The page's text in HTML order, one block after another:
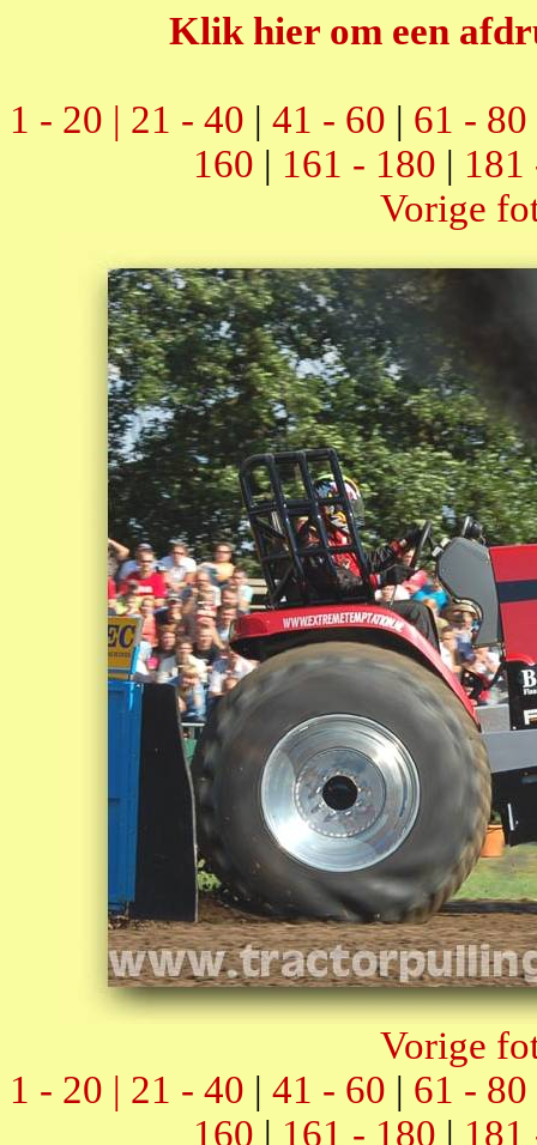
Klik hier om een
1 - 20 | 21 - 40 | 41 - 60 | 61 - 80
160 | 161 - 180 | 181
Vorige
Vorige
1 - 20 | 21 - 40 | 41 - 60 | 61 - 80
160 | 161 - 180 | 181